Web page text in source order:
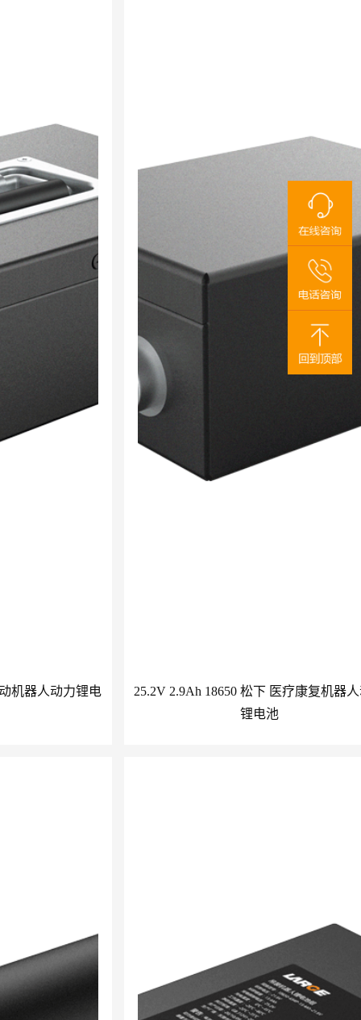
机器人动力锂电
25.2V 2.9Ah 18650 松下 医疗康复机器
锂电池